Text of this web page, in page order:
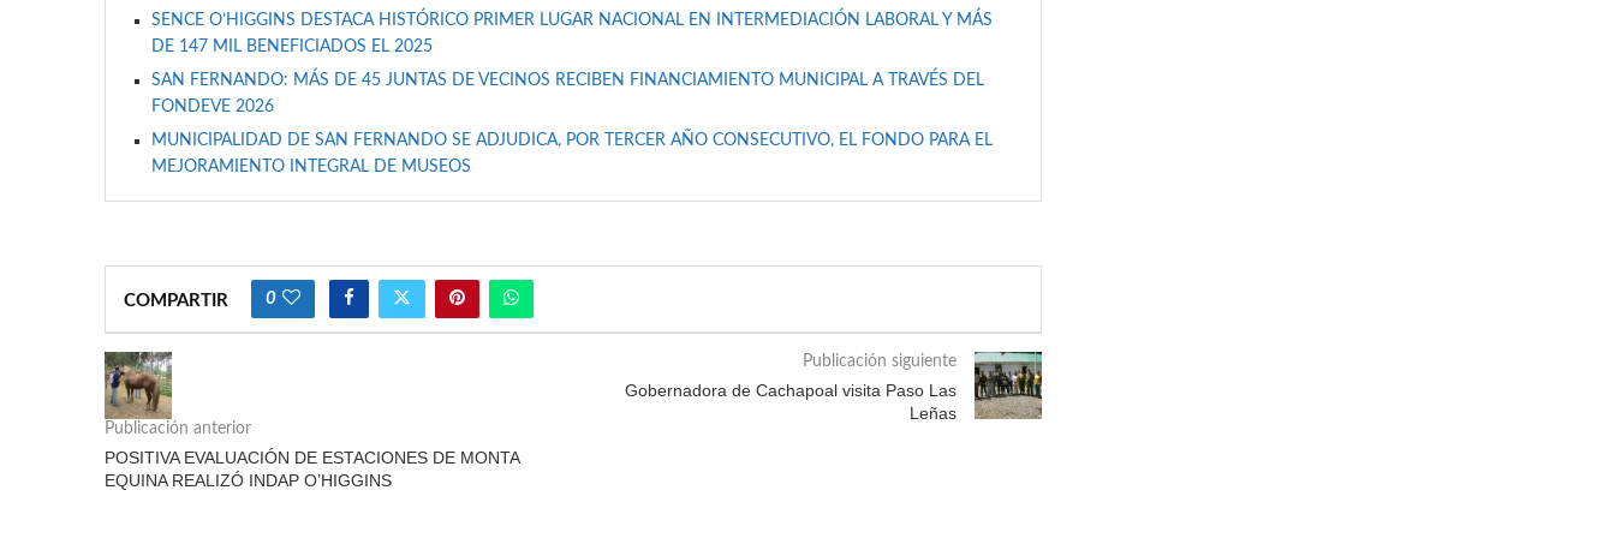
SENCE O’HIGGINS DESTACA HISTÓRICO PRIMER LUGAR NACIONAL EN INTERMEDIACIÓN LABORAL Y MÁS
DE 147 MIL BENEFICIADOS EL 2025
SAN FERNANDO: MÁS DE 45 JUNTAS DE VECINOS RECIBEN FINANCIAMIENTO MUNICIPAL A TRAVÉS DEL
FONDEVE 2026
MUNICIPALIDAD DE SAN FERNANDO SE ADJUDICA, POR TERCER AÑO CONSECUTIVO, EL FONDO PARA EL
MEJORAMIENTO INTEGRAL DE MUSEOS
COMPARTIR 0
Publicación anterior
POSITIVA EVALUACIÓN DE ESTACIONES DE MONTA
EQUINA REALIZÓ INDAP O’HIGGINS
Publicación siguiente
Gobernadora de Cachapoal visita Paso Las
Leñas